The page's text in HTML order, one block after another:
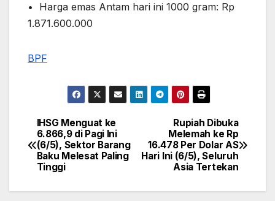
•⁠ ⁠⁠Harga emas Antam hari ini 1000 gram: Rp
1.871.600.000
BPF
Post
navigation
Rupiah Dibuka
Melemah ke Rp
16.478 Per Dolar AS
Hari Ini (6/5), Seluruh
Asia Tertekan
IHSG Menguat ke
6.866,9 di Pagi Ini
(6/5), Sektor Barang
Baku Melesat Paling
Tinggi